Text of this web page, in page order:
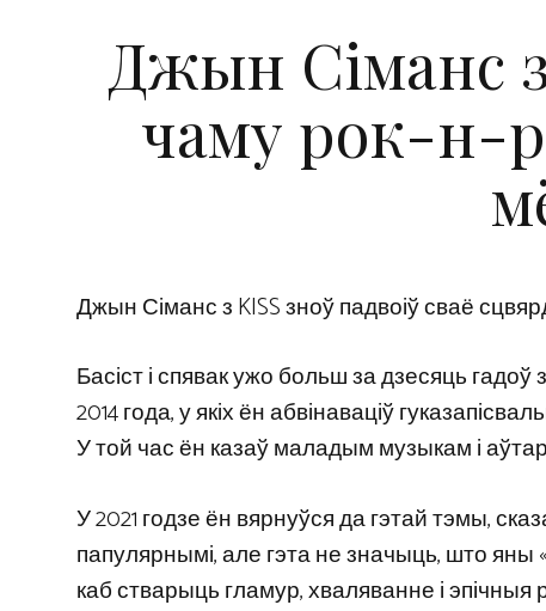
Джын Сіманс
чаму рок-н-
Джын Сіманс з KISS зноў падвоіў сваё
Басіст і спявак ужо больш за дзесяць
2014 года, у якіх ён абвінаваціў
У той час ён казаў маладым музыкам і
У 2021 годзе ён вярнуўся да гэтай тэмы,
папулярнымі, але гэта не значыць, што яны
каб стварыць гламур, хваляванне і эпічныя